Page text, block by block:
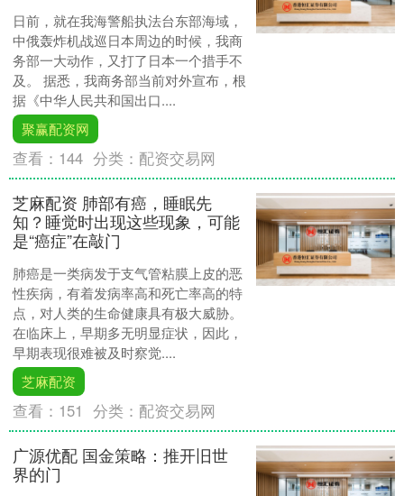
日前，就在我海警船执法台东部海域，
中俄轰炸机战巡日本周边的时候，我商
务部一大动作，又打了日本一个措手不
及。 据悉，我商务部当前对外宣布，根
据《中华人民共和国出口....
聚赢配资网
查看： 144 分类： 配资交易网
芝麻配资 肺部有癌，睡眠先
知？睡觉时出现这些现象，可能
是“癌症”在敲门
肺癌是一类病发于支气管粘膜上皮的恶
性疾病，有着发病率高和死亡率高的特
点，对人类的生命健康具有极大威胁。
在临床上，早期多无明显症状，因此，
早期表现很难被及时察觉....
芝麻配资
查看： 151 分类： 配资交易网
广源优配 国金策略：推开旧世
界的门